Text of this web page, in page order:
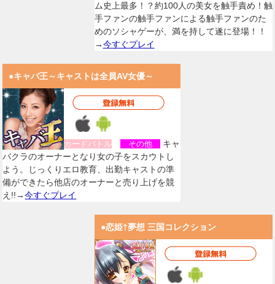
ム史上最多！？約100人の美女を触手責め！触
手ファンの触手ファンによる触手ファンのた
めのソシャゲーが、満を持して遂に登場！！
→今すぐプレイ
●キャバ王～キャストは全員AV女優～
カードバトル その他
キャ
バクラのオーナーとなり女の子をスカウトし
よう。じっくりエロ教育、出勤キャストの準
備ができたら他店のオーナーと売り上げを競
え!!→今すぐプレイ
●恋姫†夢想 三国コレクション